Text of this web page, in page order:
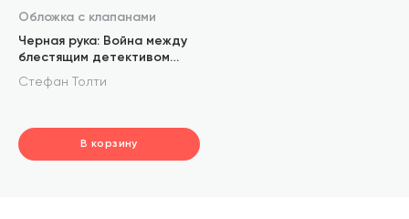
Обложка с клапанами
Черная рука: Война между
блестящим детективом
и самым смертоносным
тайным обществом
Стефан Толти
В корзину